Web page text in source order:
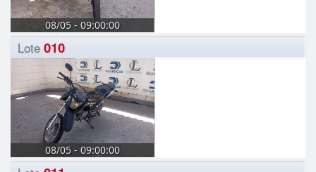
08/05 - 09:00:00
Lote 010
08/05 - 09:00:00